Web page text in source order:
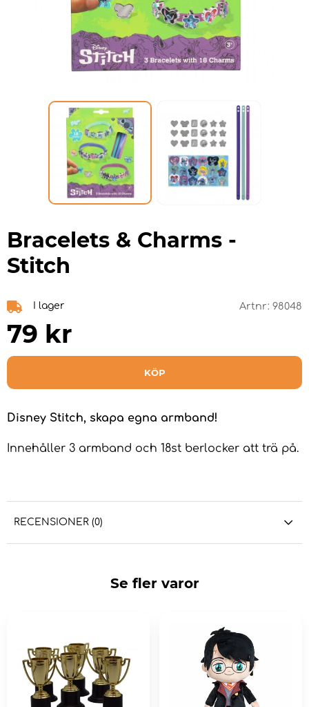
Bracelets & Charms -
Stitch
I lager Artnr: 98048
79 kr
KÖP
Disney Stitch, skapa egna armband!
Innehåller 3 armband och 18st berlocker att trä på.
RECENSIONER (0)
Se fler varor